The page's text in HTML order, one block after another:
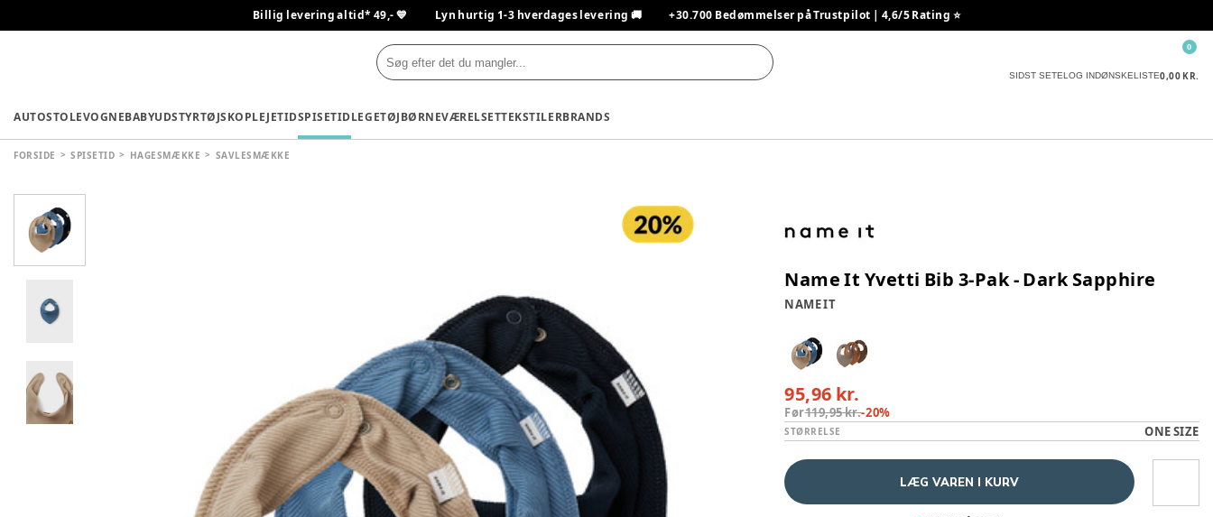
Billig levering altid* 49,- 💙 Lyn hurtig 1-3 hverdages levering 🚚 +30.700 Bedømmelser på Trustpilot | 4,6/5 Rating ⭐️
SIDST SETELOG INDØNSKELISTE0,00 KR.
0
AUTOSTOLEVOGNEBABYUDSTYRTØJSKOPLEJETIDSPISETIDLEGETØJBØRNEVÆRELSETTEKSTILERBRANDS
FORSIDE SPISETID HAGESMÆKKE SAVLESMÆKKE
Name It Yvetti Bib 3-Pak - Dark Sapphire
NAME IT
95,96 kr.
Før119,95 kr.-20%
STØRRELSE ONE SIZE
LÆG VAREN I KURV